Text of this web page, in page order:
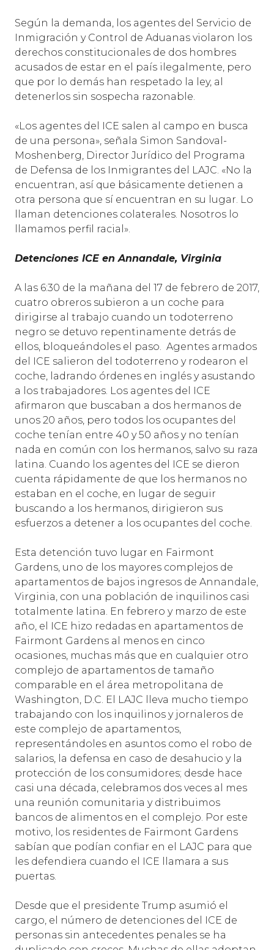
Según la demanda, los agentes del Servicio de
Inmigración y Control de Aduanas violaron los
derechos constitucionales de dos hombres
acusados de estar en el país ilegalmente, pero
que por lo demás han respetado la ley, al
detenerlos sin sospecha razonable.
«Los agentes del ICE salen al campo en busca
de una persona», señala Simon Sandoval-
Moshenberg, Director Jurídico del Programa
de Defensa de los Inmigrantes del LAJC. «No la
encuentran, así que básicamente detienen a
otra persona que sí encuentran en su lugar. Lo
llaman detenciones colaterales. Nosotros lo
llamamos perfil racial».
Detenciones ICE en Annandale, Virginia
A las 6:30 de la mañana del 17 de febrero de 2017,
cuatro obreros subieron a un coche para
dirigirse al trabajo cuando un todoterreno
negro se detuvo repentinamente detrás de
ellos, bloqueándoles el paso. Agentes armados
del ICE salieron del todoterreno y rodearon el
coche, ladrando órdenes en inglés y asustando
a los trabajadores. Los agentes del ICE
afirmaron que buscaban a dos hermanos de
unos 20 años, pero todos los ocupantes del
coche tenían entre 40 y 50 años y no tenían
nada en común con los hermanos, salvo su raza
latina. Cuando los agentes del ICE se dieron
cuenta rápidamente de que los hermanos no
estaban en el coche, en lugar de seguir
buscando a los hermanos, dirigieron sus
esfuerzos a detener a los ocupantes del coche.
Esta detención tuvo lugar en Fairmont
Gardens, uno de los mayores complejos de
apartamentos de bajos ingresos de Annandale,
Virginia, con una población de inquilinos casi
totalmente latina. En febrero y marzo de este
año, el ICE hizo redadas en apartamentos de
Fairmont Gardens al menos en cinco
ocasiones, muchas más que en cualquier otro
complejo de apartamentos de tamaño
comparable en el área metropolitana de
Washington, D.C. El LAJC lleva mucho tiempo
trabajando con los inquilinos y jornaleros de
este complejo de apartamentos,
representándoles en asuntos como el robo de
salarios, la defensa en caso de desahucio y la
protección de los consumidores; desde hace
casi una década, celebramos dos veces al mes
una reunión comunitaria y distribuimos
bancos de alimentos en el complejo. Por este
motivo, los residentes de Fairmont Gardens
sabían que podían confiar en el LAJC para que
les defendiera cuando el ICE llamara a sus
puertas.
Desde que el presidente Trump asumió el
cargo, el número de detenciones del ICE de
personas sin antecedentes penales se ha